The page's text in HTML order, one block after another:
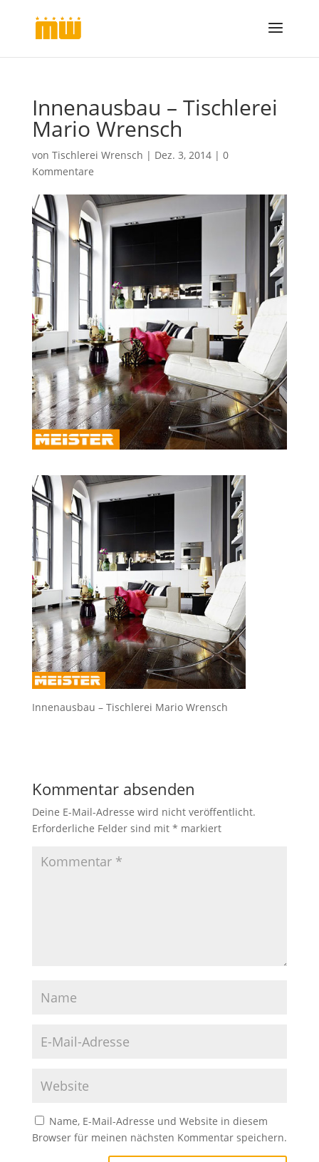
Innenausbau – Tischlerei
Mario Wrensch
von Tischlerei Wrensch | Dez. 3, 2014| 0
Kommentare
Innenausbau – Tischlerei Mario Wrensch
Kommentar absenden
Deine E-Mail-Adresse wird nicht veröffentlicht.
Erforderliche Felder sind mit * markiert
Name, E-Mail-Adresse und Website in diesem
Browser für meinen nächsten Kommentar speichern.